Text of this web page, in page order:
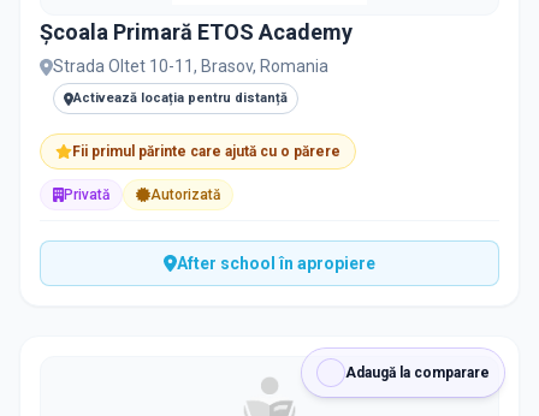
Școala Primară ETOS Academy
Strada Oltet 10-11, Brasov, Romania
Activează locația pentru distanță
Fii primul părinte care ajută cu o părere
Privată Autorizată
After school în apropiere
Adaugă la comparare